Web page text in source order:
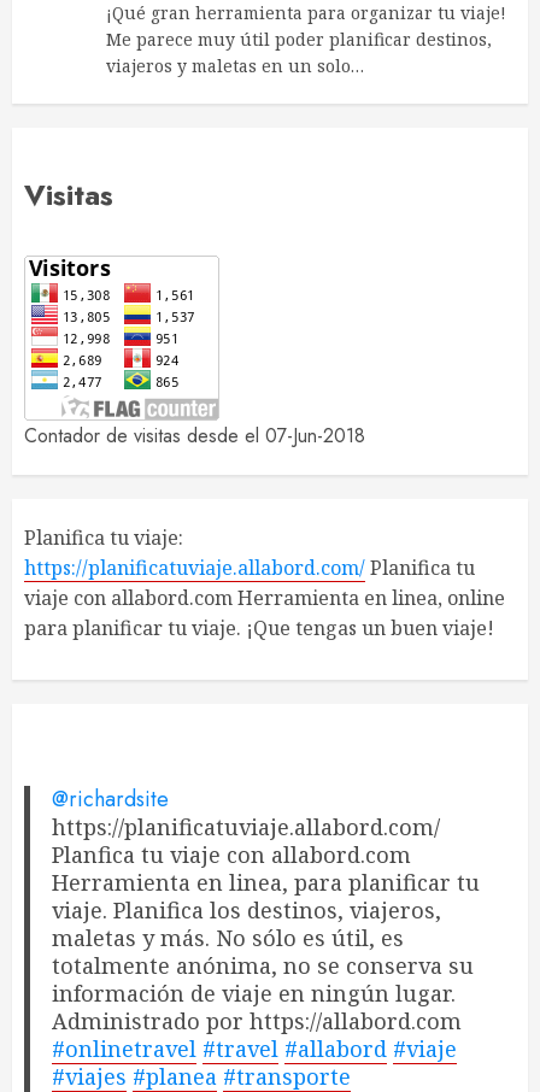
¡Qué gran herramienta para organizar tu viaje!
Me parece muy útil poder planificar destinos,
viajeros y maletas en un solo…
Visitas
Contador de visitas desde el 07-Jun-2018
Planifica tu viaje:
https://planificatuviaje.allabord.com/Planifica tu
viaje con allabord.com Herramienta en linea, online
para planificar tu viaje. ¡Que tengas un buen viaje!
@richardsite
https://planificatuviaje.allabord.com/
Planfica tu viaje con allabord.com
Herramienta en linea, para planificar tu
viaje. Planifica los destinos, viajeros,
maletas y más. No sólo es útil, es
totalmente anónima, no se conserva su
información de viaje en ningún lugar.
Administrado por https://allabord.com
#onlinetravel #travel #allabord #viaje
#viajes #planea #transporte